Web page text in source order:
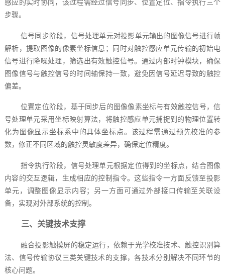
感应的实时协同，该过程需经过信号同步、位置定位、指令执行三个
步骤。
信号同步阶段，信号处理单元对投影单元输出的图像信号进行帧
解析，提取图像的像素坐标信息；同时对触控感应单元传输的初始电
信号进行降噪处理，筛选出有效触控信号。通过内部时钟模块，确保
图像信号与触控信号的时间轴保持一致，避免因信号延迟导致的触控
偏差。
位置定位阶段，基于同步后的图像像素坐标与有效触控信号，信
号处理单元采用坐标映射算法，将触控感应单元捕捉到的物理位置转
化为图像显示坐标系中的具体坐标点。该过程需通过预先校准的参
数，修正不同区域的触控灵敏度差异，确保定位精度。
指令执行阶段，信号处理单元根据定位得到的坐标点，结合图像
内容的交互逻辑，生成相应的控制指令。这些指令一方面反馈至投影
单元，调整图像显示内容；另一方面可通过外部接口传输至关联设
备，实现对外部系统的控制。
三、关键技术支撑
融合投影触摸屏的稳定运行，依赖于光学校准技术、触控识别算
法、信号传输协议三类关键技术的支撑，各技术分别解决不同环节的
核心问题。